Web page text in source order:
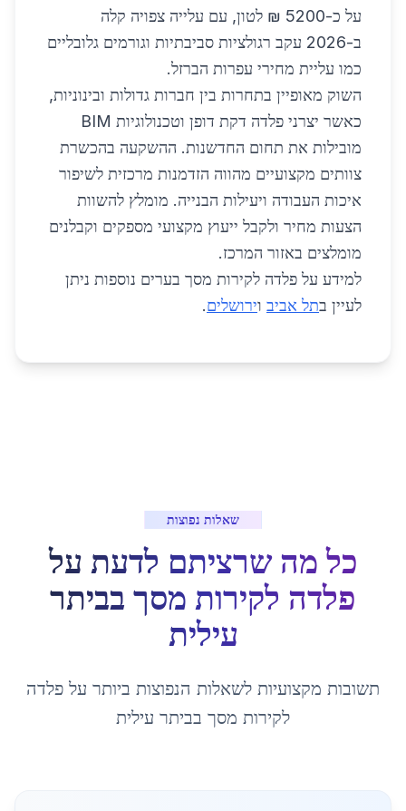
על כ-5200 ₪ לטון, עם עלייה צפויה קלה
ב-2026 עקב רגולציות סביבתיות וגורמים גלובליים
כמו עליית מחירי עפרות הברזל.
השוק מאופיין בתחרות בין חברות גדולות ובינוניות,
כאשר יצרני פלדה דקת דופן וטכנולוגיות BIM
מובילות את תחום החדשנות. ההשקעה בהכשרת
צוותים מקצועיים מהווה הזדמנות מרכזית לשיפור
איכות העבודה ויעילות הבנייה. מומלץ להשוות
הצעות מחיר ולקבל ייעוץ מקצועי מספקים וקבלנים
מומלצים באזור המרכז.
למידע על פלדה לקירות מסך בערים נוספות ניתן
לעיין בתל אביב וירושלים.
שאלות נפוצות
כל מה שרציתם לדעת על
פלדה לקירות מסך בביתר
עילית
תשובות מקצועיות לשאלות הנפוצות ביותר על פלדה
לקירות מסך בביתר עילית